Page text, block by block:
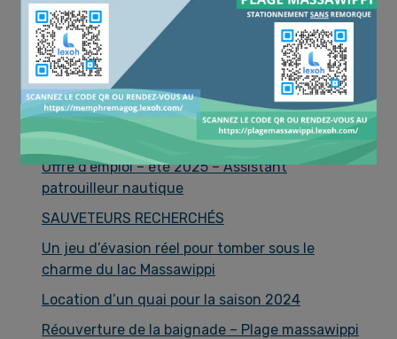
Recherche dans les nouvelles
c
h
e
r
Nouvelles les plus récentes
Offre d’emploi – été 2025 – Assistant
patrouilleur nautique
SAUVETEURS RECHERCHÉS
Un jeu d’évasion réel pour tomber sous le
charme du lac Massawippi
Location d’un quai pour la saison 2024
Réouverture de la baignade – Plage massawippi